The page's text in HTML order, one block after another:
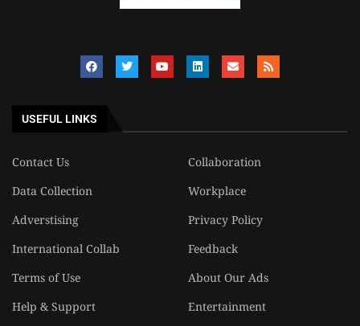
USEFUL LINKS
Contact Us
Collaboration
Data Collection
Workplace
Adverstising
Privacy Policy
International Collab
Feedback
Terms of Use
About Our Ads
Help & Support
Entertainment